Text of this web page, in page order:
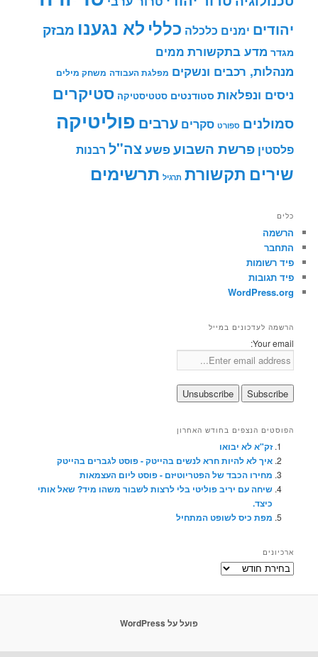
יהודים ימנים כלכלה כללי לא נגענו מבזק
מגדר מדע בתקשורת ממים
מנהלות, רכבים ונשקים מפלגת העבודה משחק מילים
ניסים ונפלאות סטודנטים סטטיסטיקה סטיקרים
סמולנים ספורט סקרים ערבים פוליטיקה
פלסטין פרשת השבועפשעצה"ל רבנות
שירים תקשורת תרגיל תרשימים
כלים
הרשמה
התחבר
פיד רשומות
פיד תגובות
WordPress.org
הרשמה לעדכונים במייל
Your email:
הפוסטים הנצפים בחודש האחרון
זק"א לא יבואו
איך לא להיות חרא לנשים בהייטק - פוסט לגברים בהייטק
מחירו הכבד של הפטריוטיזם - פוסט ליום העצמאות
שיחה עם יריב פוליטי בלי לרצות לשבור משהו מיד? שאל אותי
כיצד.
מפת כיס לשופט המתחיל
ארכיונים
ארכיונים
פועל על WordPress